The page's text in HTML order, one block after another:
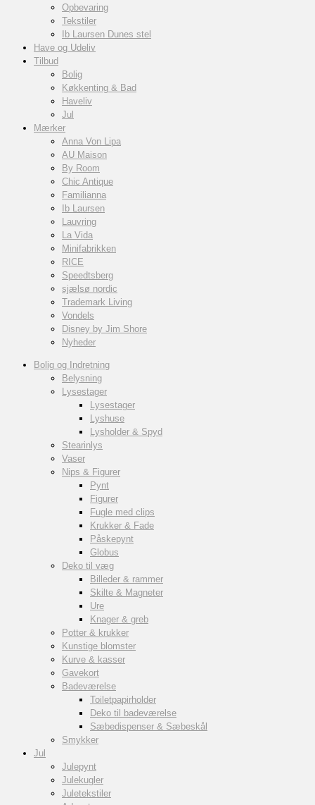
Opbevaring
Tekstiler
Ib Laursen Dunes stel
Have og Udeliv
Tilbud
Bolig
Køkkenting & Bad
Haveliv
Jul
Mærker
Anna Von Lipa
AU Maison
By Room
Chic Antique
Familianna
Ib Laursen
Lauvring
La Vida
Minifabrikken
RICE
Speedtsberg
sjælsø nordic
Trademark Living
Vondels
Disney by Jim Shore
Nyheder
Bolig og Indretning
Belysning
Lysestager
Lysestager
Lyshuse
Lysholder & Spyd
Stearinlys
Vaser
Nips & Figurer
Pynt
Figurer
Fugle med clips
Krukker & Fade
Påskepynt
Globus
Deko til væg
Billeder & rammer
Skilte & Magneter
Ure
Knager & greb
Potter & krukker
Kunstige blomster
Kurve & kasser
Gavekort
Badeværelse
Toiletpapirholder
Deko til badeværelse
Sæbedispenser & Sæbeskål
Smykker
Jul
Julepynt
Julekugler
Juletekstiler